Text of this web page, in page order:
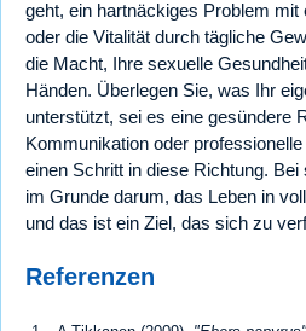
geht, ein hartnäckiges Problem
oder die Vitalität durch tägliche
die Macht, Ihre sexuelle
Händen. Überlegen Sie, was Ihr
unterstützt, sei es eine gesündere
Kommunikation oder
einen Schritt in diese Richtung.
im Grunde darum, das Leben in
und das ist ein Ziel, das sich zu
Referenzen